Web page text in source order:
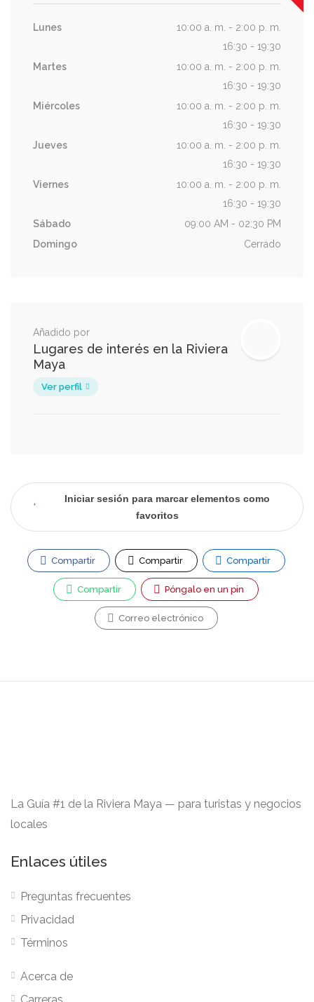
Lunes
10:00 a. m. - 2:00 p. m.
16:30 - 19:30
Martes
10:00 a. m. - 2:00 p. m.
16:30 - 19:30
Miércoles
10:00 a. m. - 2:00 p. m.
16:30 - 19:30
Jueves
10:00 a. m. - 2:00 p. m.
16:30 - 19:30
Viernes
10:00 a. m. - 2:00 p. m.
16:30 - 19:30
Sábado
09:00 AM - 02:30 PM
Domingo
Cerrado
Añadido por
Lugares de interés en la Riviera
Maya
Ver perfil
Iniciar sesión para marcar elementos como
favoritos
Compartir Compartir Compartir
Compartir Póngalo en un pin
Correo electrónico
La Guía #1 de la Riviera Maya — para turistas y negocios
locales
Enlaces útiles
Preguntas frecuentes
Privacidad
Términos
Acerca de